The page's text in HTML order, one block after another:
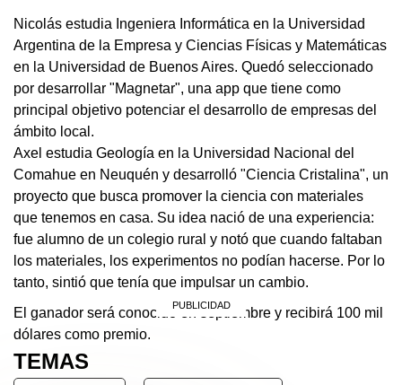
Nicolás estudia Ingeniera Informática en la Universidad
Argentina de la Empresa y Ciencias Físicas y Matemáticas
en la Universidad de Buenos Aires. Quedó seleccionado
por desarrollar "Magnetar", una app que tiene como
principal objetivo potenciar el desarrollo de empresas del
ámbito local.
Axel estudia Geología en la Universidad Nacional del
Comahue en Neuquén y desarrolló "Ciencia Cristalina", un
proyecto que busca promover la ciencia con materiales
que tenemos en casa. Su idea nació de una experiencia:
fue alumno de un colegio rural y notó que cuando faltaban
los materiales, los experimentos no podían hacerse. Por lo
tanto, sintió que tenía que impulsar un cambio.
El ganador será conocido en septiembre y recibirá 100 mil
dólares como premio.
TEMAS